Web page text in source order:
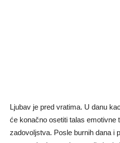
Ljubav je pred vratima. U danu
će konačno osetiti talas emotivne
zadovoljstva. Posle burnih dana i